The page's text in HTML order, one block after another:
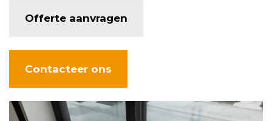
Offerte aanvragen
Contacteer ons